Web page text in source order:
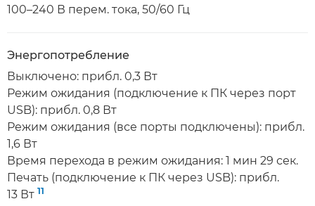
100–240 В перем. тока, 50/60 Гц
Энергопотребление
Выключено: прибл. 0,3 Вт
Режим ожидания (подключение к ПК через порт
USB): прибл. 0,8 Вт
Режим ожидания (все порты подключены): прибл.
1,6 Вт
Время перехода в режим ожидания: 1 мин 29 сек.
Печать (подключение к ПК через USB): прибл.
13 Вт 11